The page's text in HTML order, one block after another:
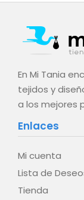
En Mi Tania
tejidos y
a los mejores
Enlaces
Mi cuenta
Lista de
Tienda